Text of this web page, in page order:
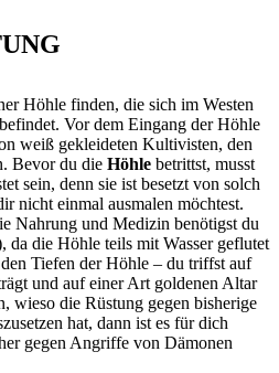
Höhle finden, die sich im Westen
Vor dem Eingang der Höhle
weiß gekleideten Kultivisten, den
Bevor du die Höhle betrittst, musst
sein, denn sie ist besetzt von solch
nicht einmal ausmalen möchtest.
Nahrung und Medizin benötigst du
da die Höhle teils mit Wasser geflutet
Tiefen der Höhle – du triffst auf
und auf einer Art goldenen Altar
wieso die Rüstung gegen bisherige
hat, dann ist es für dich
gegen Angriffe von Dämonen